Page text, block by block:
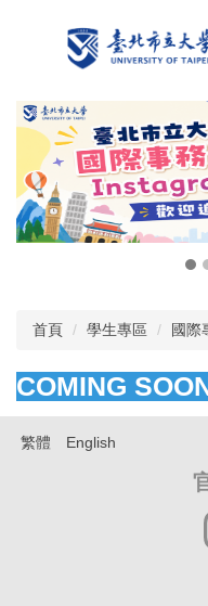
內
容
首頁 學生專區 國際
COMING
繁體 English